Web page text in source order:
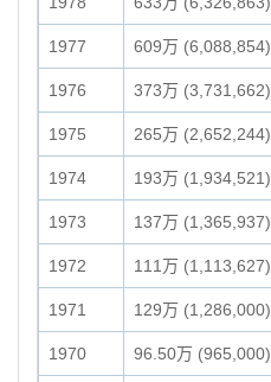
1977 609万 (6,088,854)
1976 373万 (3,731,662)
1975 265万 (2,652,244)
1974 193万 (1,934,521)
1973 137万 (1,365,937)
1972 111万 (1,113,627)
1971 129万 (1,286,000)
1970 96.50万 (965,000)